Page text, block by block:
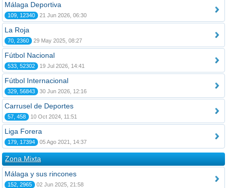
Málaga Deportiva
109, 12340 21 Jun 2026, 06:30
La Roja
70, 2360 29 May 2025, 08:27
Fútbol Nacional
533, 52302 19 Jul 2026, 14:41
Fútbol Internacional
329, 56843 30 Jun 2026, 12:16
Carrusel de Deportes
57, 458 10 Oct 2024, 11:51
Liga Forera
179, 17394 05 Ago 2021, 14:37
Zona Mixta
Málaga y sus rincones
152, 2965 02 Jun 2025, 21:58